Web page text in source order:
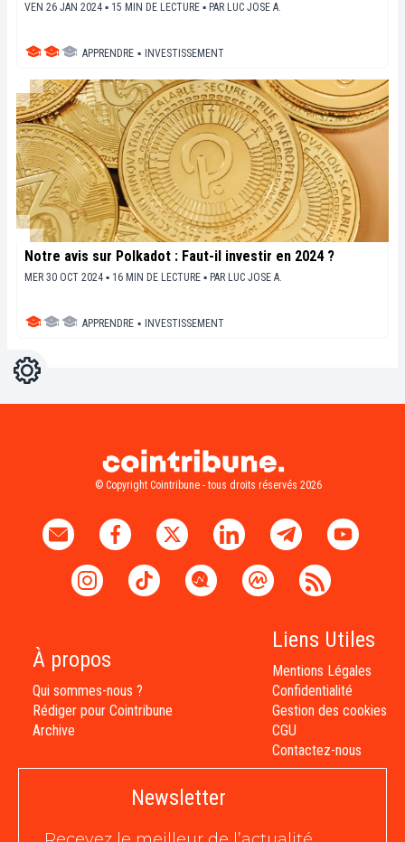
VEN 26 JAN 2024 ▪ 15 MIN DE LECTURE ▪ PAR LUC JOSE A.
APPRENDRE ▪ INVESTISSEMENT
Notre avis sur Polkadot : Faut-il investir en 2024 ?
MER 30 OCT 2024 ▪ 16 MIN DE LECTURE ▪ PAR LUC JOSE A.
APPRENDRE ▪ INVESTISSEMENT
Réglages
© Copyright Cointribune - tous droits réservés 2026
À propos
Qui sommes-nous ?
Rédiger pour Cointribune
Archive
Liens Utiles
Mentions Légales
Confidentialité
Gestion des cookies
CGU
Contactez-nous
Newsletter